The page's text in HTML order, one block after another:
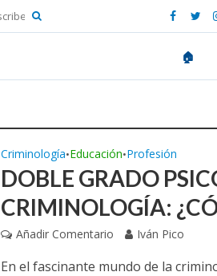
🏠
Criminología•Educación•Profesión
DOBLE GRADO
CRIMINOLOGÍA:
Añadir Comentario Iván Pico
En el fascinante mundo de la